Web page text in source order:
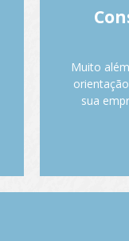
Muito
sua
Na A&A,
é